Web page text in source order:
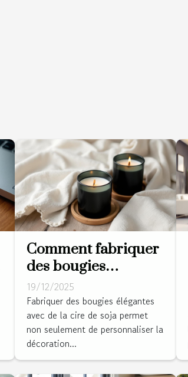
Comment fabriquer
des bougies
élégantes avec de la
cire de soja ?
19/12/2025
Fabriquer des bougies élégantes
avec de la cire de soja permet
non seulement de personnaliser la
décoration...